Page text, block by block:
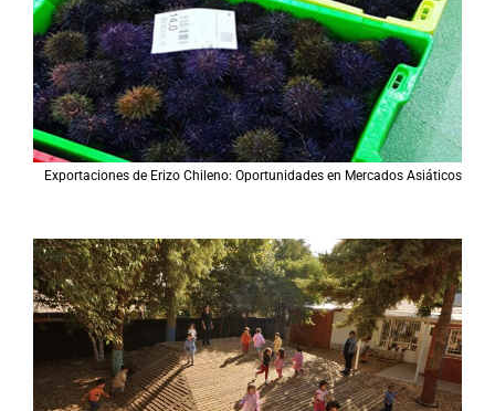
Exportaciones de Erizo Chileno: Oportunidades en Mercados Asiáticos